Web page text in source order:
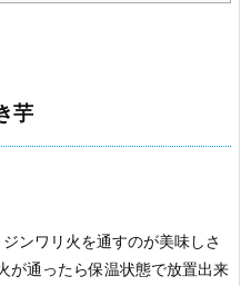
芋
ンワリ火を通すのが美味しさ
が通ったら保温状態で放置出来